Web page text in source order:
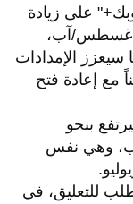
على زيادة
أغسطس/آب،
سيعزز الإمدادات
مع إعادة فتح
بنحو
آب، وهي نفس
للتعليق، في